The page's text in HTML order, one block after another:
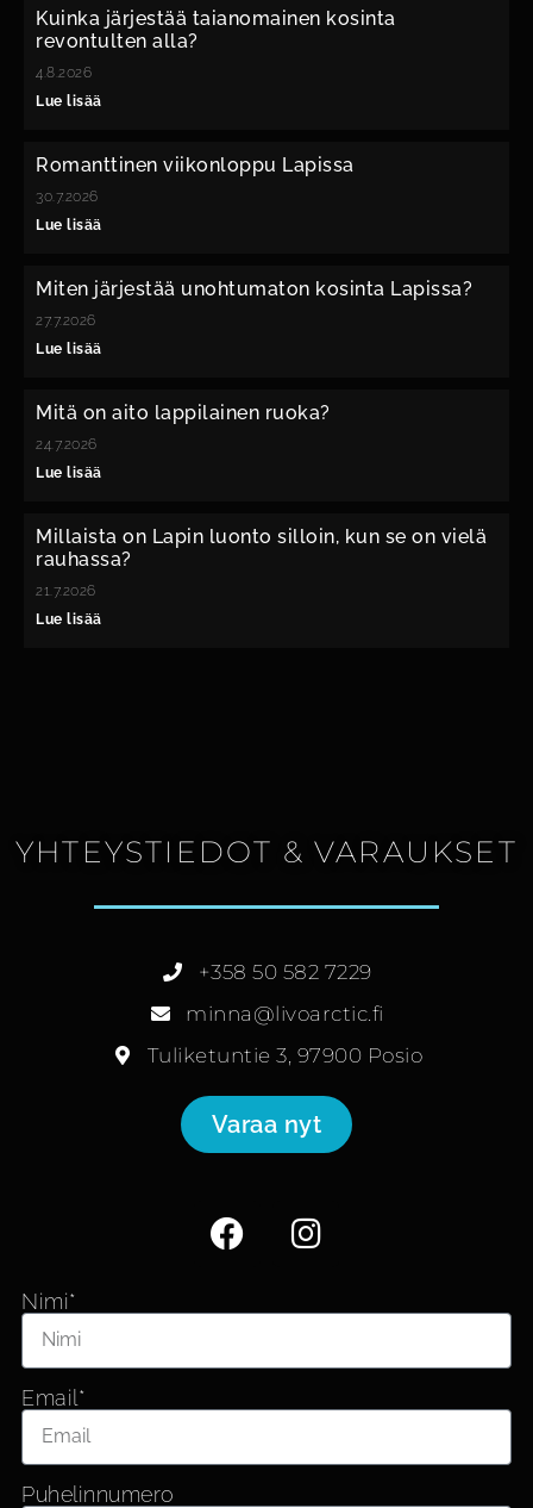
Kuinka järjestää taianomainen kosinta
revontulten alla?
4.8.2026
Lue lisää
Romanttinen viikonloppu Lapissa
30.7.2026
Lue lisää
Miten järjestää unohtumaton kosinta Lapissa?
27.7.2026
Lue lisää
Mitä on aito lappilainen ruoka?
24.7.2026
Lue lisää
Millaista on Lapin luonto silloin, kun se on vielä
rauhassa?
21.7.2026
Lue lisää
YHTEYSTIEDOT & VARAUKSET
+358 50 582 7229
minna@livoarctic.fi
Tuliketuntie 3, 97900 Posio
Varaa nyt
Nimi*
Email*
Puhelinnumero